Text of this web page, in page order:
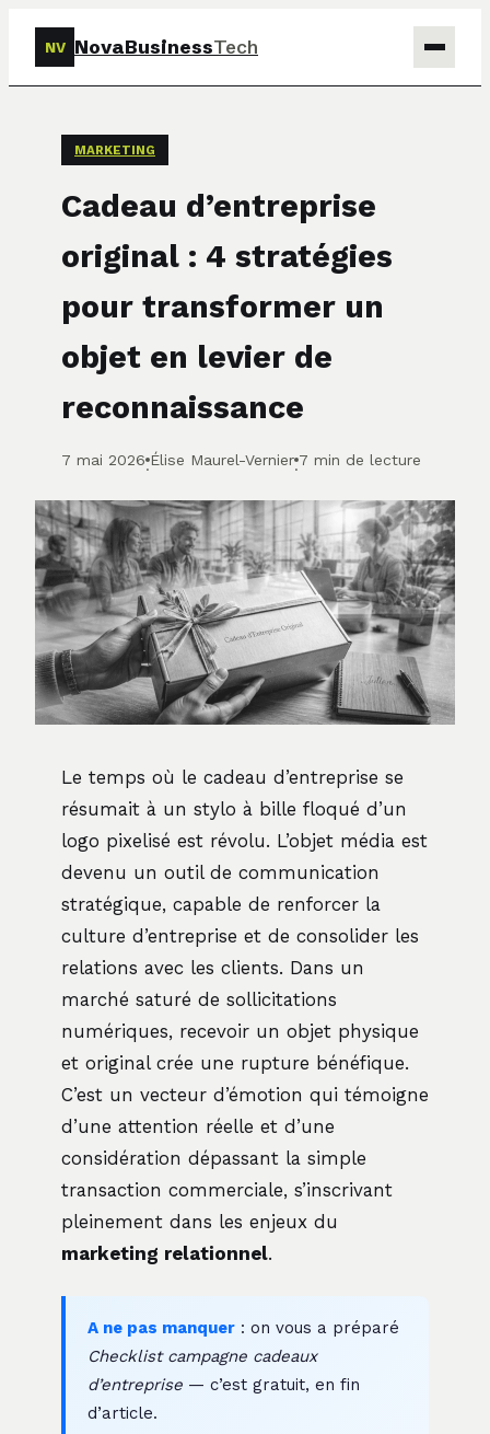
NV NovaBusinessTech
MARKETING
Cadeau d’entreprise
original : 4 stratégies
pour transformer un
objet en levier de
reconnaissance
7 mai 2026
·
Élise Maurel-Vernier
·
7 min de lecture
Le temps où le cadeau d’entreprise se
résumait à un stylo à bille floqué d’un
logo pixelisé est révolu. L’objet média est
devenu un outil de communication
stratégique, capable de renforcer la
culture d’entreprise et de consolider les
relations avec les clients. Dans un
marché saturé de sollicitations
numériques, recevoir un objet physique
et original crée une rupture bénéfique.
C’est un vecteur d’émotion qui témoigne
d’une attention réelle et d’une
considération dépassant la simple
transaction commerciale, s’inscrivant
pleinement dans les enjeux du
marketing relationnel.
A ne pas manquer : on vous a préparé
Checklist campagne cadeaux
d’entreprise — c’est gratuit, en fin
d’article.